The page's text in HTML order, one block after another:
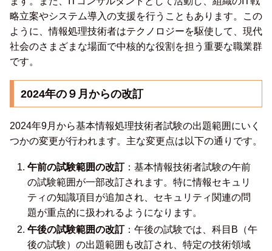
略立案やシステム導入の支援を行うこともあります。この
ように、情報処理技術者はテクノロジーを駆使して、現代
社会のさまざまな場面で中核的な役割を担う重要な職業群
です。
2024年の９月からの改訂
2024年9月から基本情報処理技術者試験の出題範囲にいく
つかの変更が行われます。主な変更点は以下の通りです。
午前の試験範囲の改訂：基本情報技術者試験の午前
の試験範囲が一部改訂されます。特に情報セキュリ
ティの知識項目が追加され、セキュリティ関連の問
題が重点的に扱われるようになります。
午後の試験範囲の改訂：午後の試験では、科目B（午
後の試験）の出題範囲も改訂され、特定の技術領域